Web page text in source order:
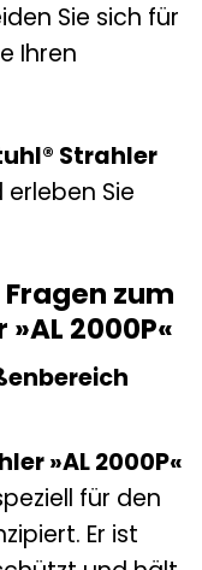
Sie sich für
Ihren
Strahler
Sie
zum
2000P«
»AL 2000P«
für den
Er ist